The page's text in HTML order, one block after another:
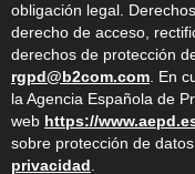
obligación legal.
derecho de acceso,
derechos de protección
rgpd@b2com.com. En
la Agencia Española de
web https://
sobre protección de
privacidad.